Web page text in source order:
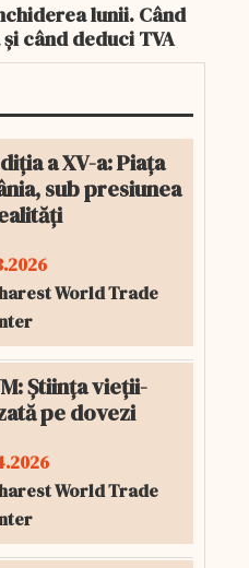
lunii. Când
când deduci TVA
a XV-a: Piața
sub presiunea
World Trade
Știința vieții-
pe dovezi
World Trade